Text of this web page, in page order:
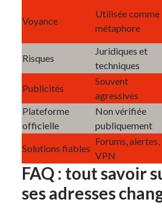
Voyance
Utilisée comme
métaphore
Risques
Juridiques et
techniques
Publicités
Souvent
agressives
Plateforme
officielle
Non vérifiée
publiquement
Solutions fiables
Forums, alertes,
VPN
FAQ : tout savoir
ses adresses